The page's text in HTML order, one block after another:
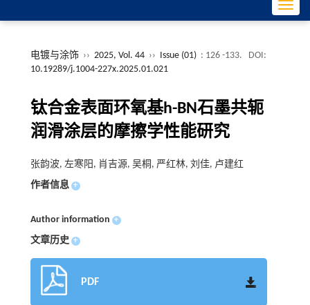
电镀与涂饰 ›› 2025, Vol. 44 ›› Issue (01) : 126 -133.
DOI:
10.19289/j.1004-227x.2025.01.021
钛合金表面环氧基h-BN石墨共轭
润滑涂层的摩擦学性能研究
张韵波, 左寒阳, 肖吉源, 吴桐, 严红林, 刘佳, 卢建红
作者信息 +
Author information +
文章历史 +
PDF